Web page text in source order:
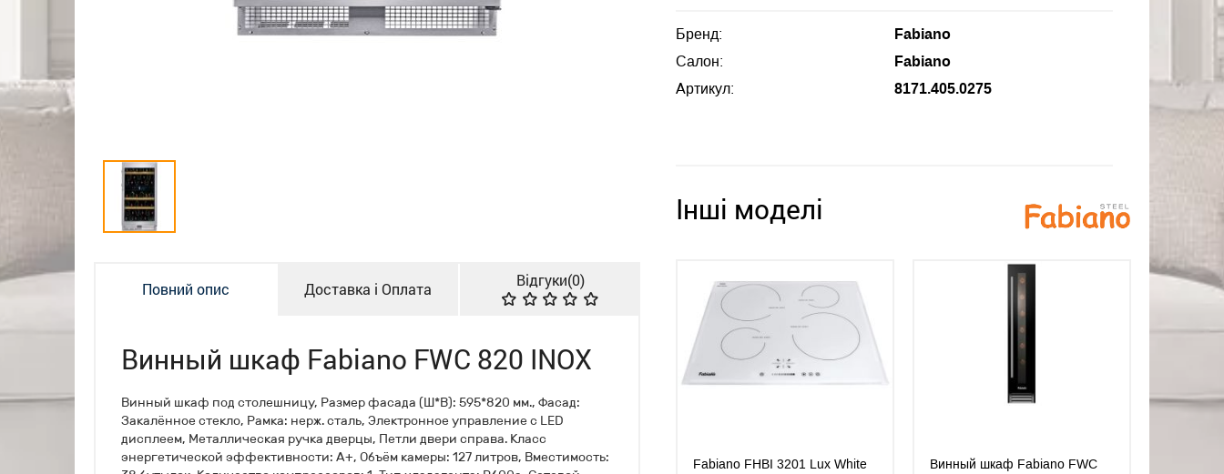
Повний опис Доставка і Оплата Відгуки(0)
Винный шкаф Fabiano FWC 820 INOX
Винный шкаф под столешницу, Размер фасада (Ш*В): 595*820 мм., Фасад:
Закалённое стекло, Рамка: нерж. сталь, Электронное управление с LED
дисплеем, Металлическая ручка дверцы, Петли двери справа. Класс
энергетической эффективности: А+, Объём камеры: 127 литров, Вместимость:
Бренд:
Fabiano
Салон:
Fabiano
Артикул:
8171.405.0275
Інші моделі
Fabiano FHBI 3201 Lux White
Винный шкаф Fabiano FWC